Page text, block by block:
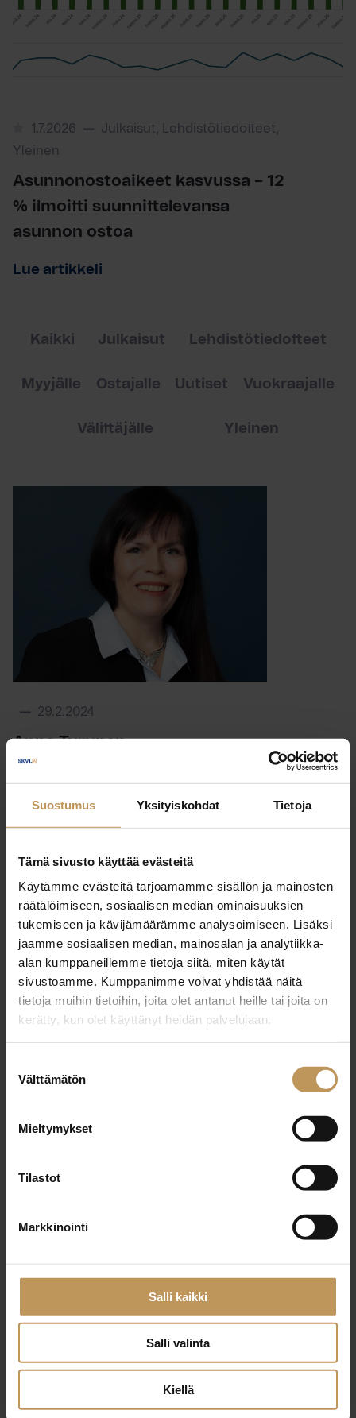
Suostumus Yksityiskohdat Tietoja
Tämä sivusto käyttää evästeitä
Käytämme evästeitä tarjoamamme sisällön ja mainosten
räätälöimiseen, sosiaalisen median ominaisuuksien
tukemiseen ja kävijämäärämme analysoimiseen. Lisäksi
jaamme sosiaalisen median, mainosalan ja analytiikka-
alan kumppaneillemme tietoja siitä, miten käytät
sivustoamme. Kumppanimme voivat yhdistää näitä
tietoja muihin tietoihin, joita olet antanut heille tai joita on
kerätty, kun olet käyttänyt heidän palvelujaan.
valinta
Välttämätön
Mieltymykset
Tilastot
Markkinointi
Salli kaikki
Salli valinta
Kiellä
1.7.2026
Julkaisut, Lehdistötiedotteet,
Yleinen
Asunnonostoaikeet kasvussa – 12
% ilmoitti suunnittelevansa
asunnon ostoa
Lue artikkeli
Kaikki Julkaisut Lehdistötiedotteet
Myyjälle Ostajalle Uutiset Vuokraajalle
Välittäjälle Yleinen
29.2.2024
Anne Turunen
29.2.2024
Lue artikkeli